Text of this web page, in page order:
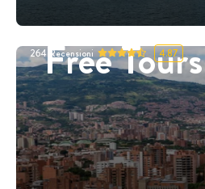
Free
264 Recensioni 4.87